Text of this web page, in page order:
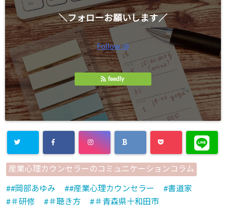
＼フォローお願いします／
Follow @
feedly
産業心理カウンセラーのコミュニケーションコラム
#岡部あゆみ #産業心理カウンセラー
書道家
＃研修
＃聴き方 ＃青森県十和田市